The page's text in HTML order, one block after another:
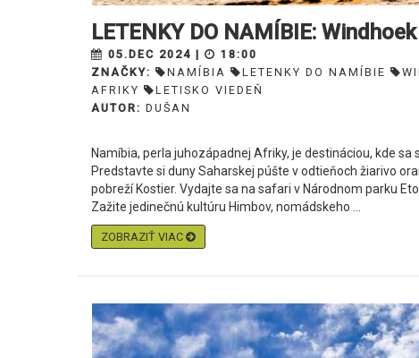
LETENKY DO NAMÍBIE:
05.DEC 2024 |
18:00
ZNAČKY:
NAMÍBIA LETENKY DO NAMÍBIE
AFRIKY
LETISKO VIEDEŇ
AUTOR: DUŠAN
Namíbia, perla juhozápadnej Afriky, je destináciou, kde
Predstavte si duny Saharskej púšte v odtieňoch žiarivo
pobreží Kostier. Vydajte sa na safari v Národnom parku
Zažite jedinečnú kultúru Himbov, nomádskeho ...
ZOBRAZIŤ VIAC